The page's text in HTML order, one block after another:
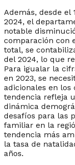
Además, desde el
2024, el
notable
comparación con
total, se
del 2024, lo que
Para igualar la
en 2023, se
adicionales en los
tendencia refleja
dinámica
desafíos para las
familiar en la
tendencia más
la tasa de
años.